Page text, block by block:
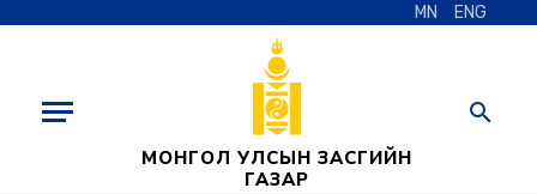
MN ENG
МОНГОЛ УЛСЫН ЗАСГИЙН
ГАЗАР